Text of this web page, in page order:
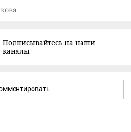
Подписывайтесь на наши
каналы